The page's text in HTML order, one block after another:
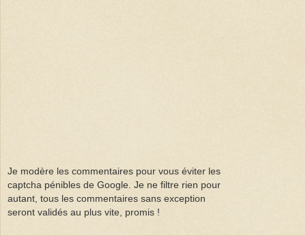
Je modère les commentaires pour vous éviter les
captcha pénibles de Google. Je ne filtre rien pour
autant, tous les commentaires sans exception
seront validés au plus vite, promis !